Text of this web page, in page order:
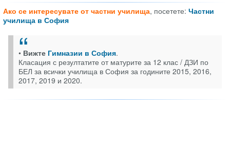
Ако се интересувате от частни училища, посетете: Частни
училища в София
• Вижте Гимназии в София.
Класация с резултатите от матурите за 12 клас / ДЗИ по
БЕЛ за всички училища в София за годините 2015, 2016,
2017, 2019 и 2020.